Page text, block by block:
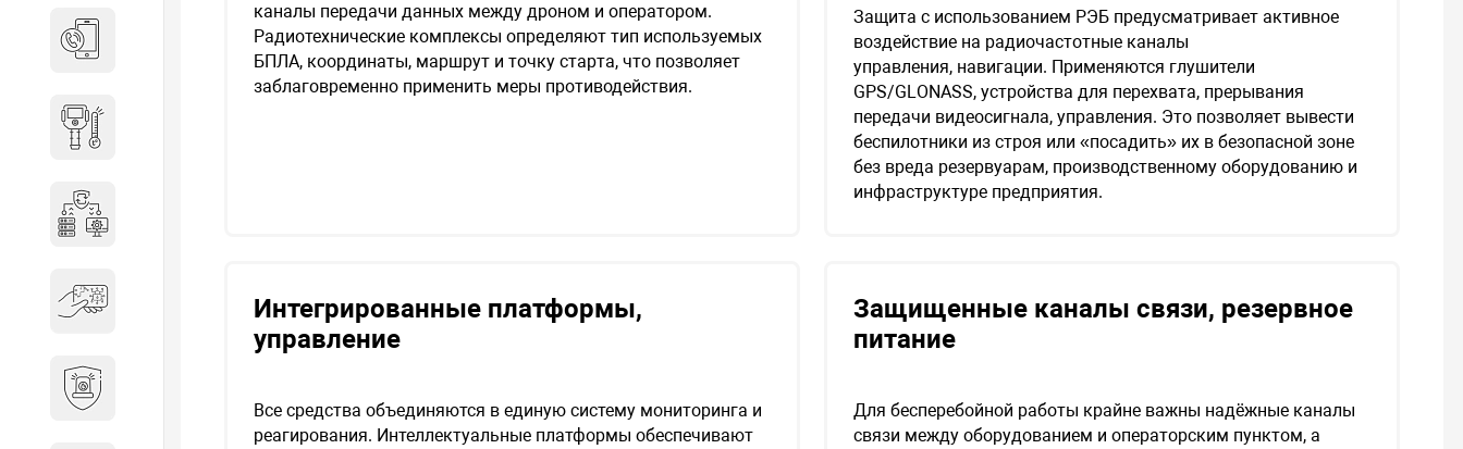
Электронные ключи
каналы передачи данных между дроном и оператором.
Радиотехнические комплексы определяют тип используемых
БПЛА, координаты, маршрут и точку старта, что позволяет
заблаговременно применить меры противодействия.
Защита с использованием РЭБ предусматривает активное
воздействие на радиочастотные каналы
управления, навигации. Применяются глушители
GPS/GLONASS, устройства для перехвата, прерывания
передачи видеосигнала, управления. Это позволяет вывести
беспилотники из строя или «посадить» их в безопасной зоне
без вреда резервуарам, производственному оборудованию и
инфраструктуре предприятия.
Интегрированные платформы,
управление
Все средства объединяются в единую систему мониторинга и
реагирования. Интеллектуальные платформы обеспечивают
Защищенные каналы связи, резервное
питание
Для бесперебойной работы крайне важны надёжные каналы
связи между оборудованием и операторским пунктом, а